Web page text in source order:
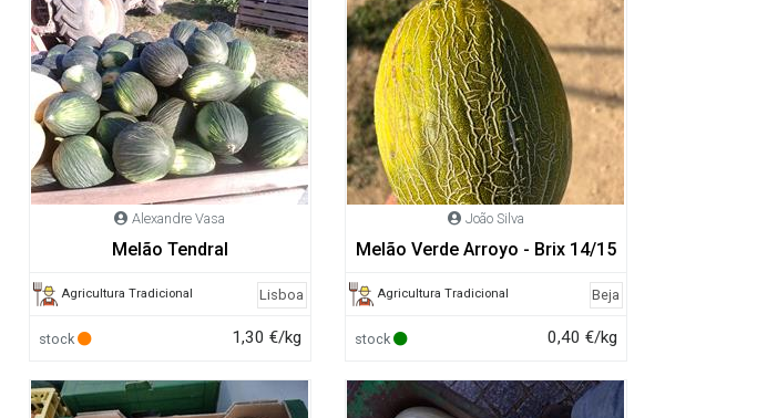
Alexandre Vasa
Melão Tendral
Agricultura Tradicional Lisboa
stock 1,30 €/kg
João Silva
Melão Verde Arroyo - Brix 14/15
Agricultura Tradicional Beja
stock 0,40 €/kg